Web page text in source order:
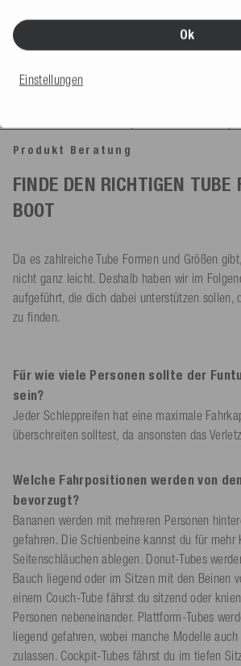
Produkt Beratung
FINDE DEN RICHTIGEN TUBE
BOOT
Da es zahlreiche Tube Formen und Größen
nicht ganz leicht. Deshalb haben wir im
aufgeführt, die dich dabei unterstützen sollen,
zu finden.
Für wie viele Personen sollte der
sein?
Jeder Schleppreifen hat eine maximale
überschreiten solltest, da ansonsten das
Welche Fahrpositionen werden von
bevorzugt?
Bananen werden mit mehreren Personen
gefahren. Die Schienbeine kannst du für mehr
Seitenschläuchen ablegen. Donut-Tubes
Bauch liegend oder im Sitzen mit den Beinen
einem Couch-Tube fährst du sitzend oder
Personen nebeneinander. Plattform-Tubes
liegend gefahren, wobei manche Modelle
zulassen. Cockpit-Tubes fährst du im tiefen
Ok
Einstellungen